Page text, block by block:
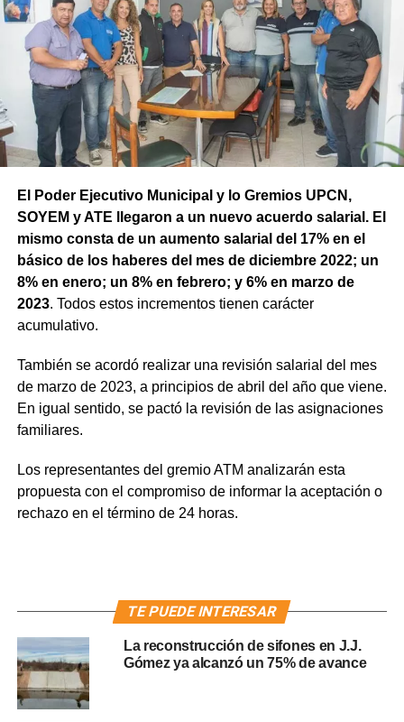
El Poder Ejecutivo Municipal y lo Gremios UPCN,
SOYEM y ATE llegaron a un nuevo acuerdo salarial. El
mismo consta de un aumento salarial del 17% en el
básico de los haberes del mes de diciembre 2022; un
8% en enero; un 8% en febrero; y 6% en marzo de
2023. Todos estos incrementos tienen carácter
acumulativo.
También se acordó realizar una revisión salarial del mes
de marzo de 2023, a principios de abril del año que viene.
En igual sentido, se pactó la revisión de las asignaciones
familiares.
Los representantes del gremio ATM analizarán esta
propuesta con el compromiso de informar la aceptación o
rechazo en el término de 24 horas.
TE PUEDE INTERESAR
La reconstrucción de sifones en J.J.
Gómez ya alcanzó un 75% de avance